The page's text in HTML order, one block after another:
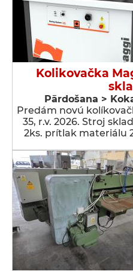
Kolikovačka
Pārdošana >
Predám novú
35, r.v. 2026. Stroj
2ks. prítlak materiálu